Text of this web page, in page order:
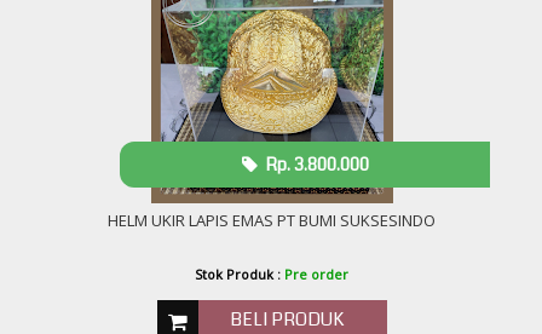
HELM UKIR LAPIS EMAS PT BUMI SUKSESINDO
Rp. 3.800.000
Stok Produk : Pre order
BELI PRODUK